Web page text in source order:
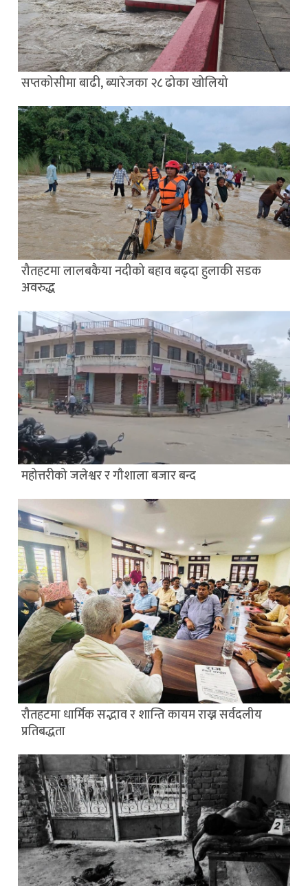
सप्तकोसीमा बाढी, ब्यारेजका २८ ढोका खोलियो
रौतहटमा लालबकैया नदीको बहाव बढ्दा हुलाकी सडक
अवरुद्ध
महोत्तरीको जलेश्वर र गौशाला बजार बन्द
रौतहटमा धार्मिक सद्भाव र शान्ति कायम राख्न सर्वदलीय
प्रतिबद्धता